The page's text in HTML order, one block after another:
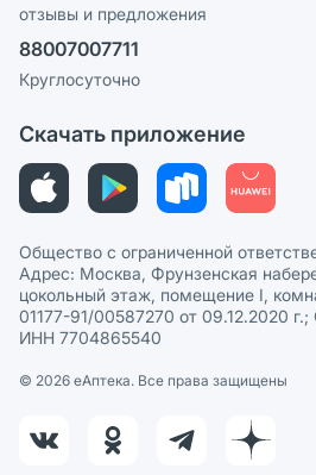
Ваши товары на ЕАПТЕКЕ
Политика конфиденциальности
Пользовательское соглашение
Политика рекомендаций
Этика и соответствие
Политика в отношении обработки
отзывы и предложения
88007007711
Круглосуточно
Скачать приложение
Общество с ограниченной
Адрес: Москва, Фрунзенская
цокольный этаж, помещение I,
01177-91/00587270 от 09.12.2020
ИНН 7704865540
© 2026 eАптека. Все права защищены